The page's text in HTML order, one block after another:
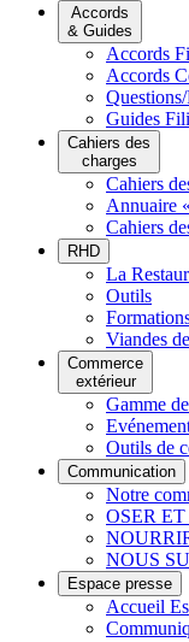
Accords
& Guides
Accords
Accords
Guides
Cahiers des
charges
Cahiers
Annuaire
Cahiers
RHD
La
Outils
Viandes
Commerce
extérieur
Gamme
Outils de
Communication
Notre
OSER
NOUS
Espace presse
Accueil